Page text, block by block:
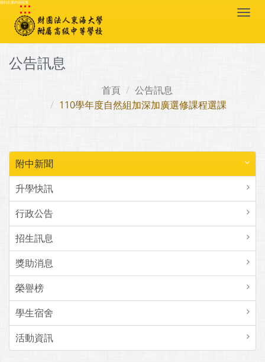
跳到主要內容區塊
:::
公告訊息
首頁
公告訊息
110學年度自然組加深加廣選修課程選課
附中新聞
升學快訊
行政公告
招生訊息
獎助消息
榮譽榜
學生宿舍
活動資訊